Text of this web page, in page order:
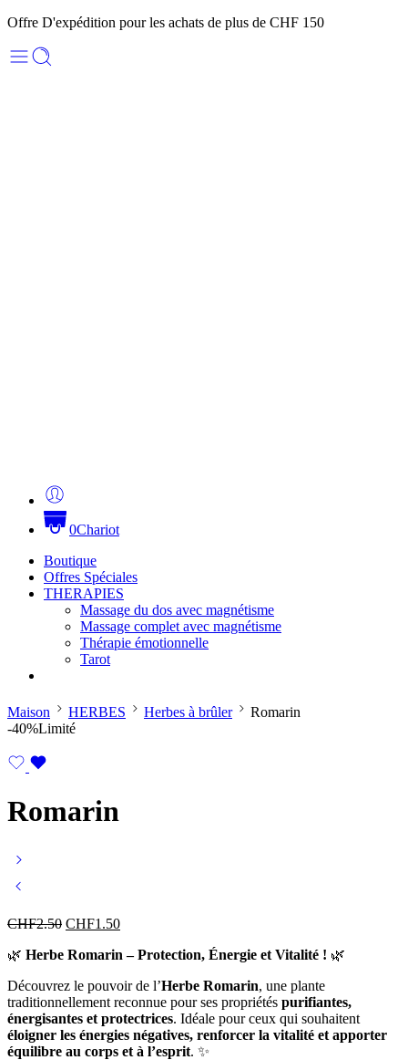
Offre D'expédition pour les achats de plus de CHF 150
0Chariot
Boutique
Offres Spéciales
THERAPIES
Massage du dos avec magnétisme
Massage complet avec magnétisme
Thérapie émotionnelle
Tarot
Maison HERBES Herbes à brûler
Romarin
-40%Limité
Romarin
CHF2.50 CHF1.50
🌿 Herbe Romarin – Protection, Énergie et Vitalité ! 🌿
Découvrez le pouvoir de l’Herbe Romarin, une plante
traditionnellement reconnue pour ses propriétés purifiantes,
énergisantes et protectrices. Idéale pour ceux qui souhaitent
éloigner les énergies négatives, renforcer la vitalité et apporter
équilibre au corps et à l’esprit. ✨